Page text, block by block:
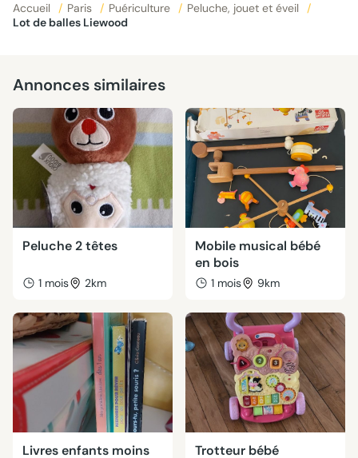
Accueil / Paris / Puériculture / Peluche, jouet et éveil
/
Lot de balles Liewood
Annonces similaires
Peluche 2 têtes
1 mois 2km
Mobile musical bébé
en bois
1 mois 9km
Livres enfants moins Trotteur bébé